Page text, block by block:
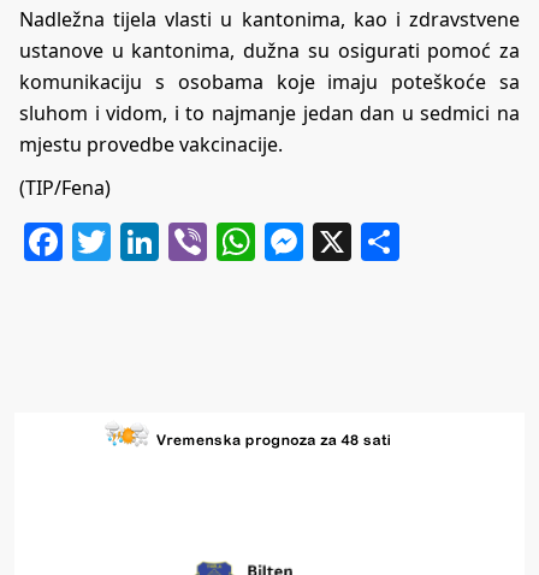
Nadležna tijela vlasti u kantonima, kao i zdravstvene
ustanove u kantonima, dužna su osigurati pomoć za
komunikaciju s osobama koje imaju poteškoće sa
sluhom i vidom, i to najmanje jedan dan u sedmici na
mjestu provedbe vakcinacije.
(TIP/Fena)
Facebook
Twitter
LinkedIn
ViberWhatsApp
Messenger
X